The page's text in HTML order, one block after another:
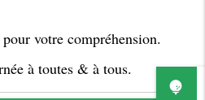
votre compréhension.
à toutes & à tous.